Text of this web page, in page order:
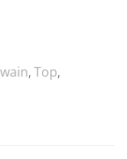
,Top,